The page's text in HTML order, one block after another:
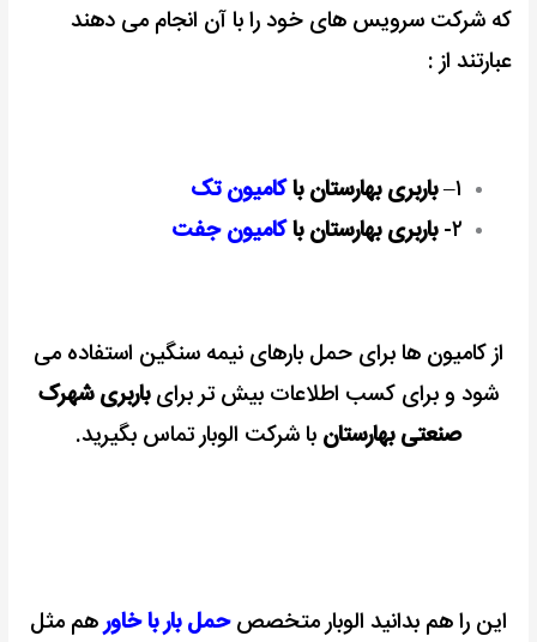
که شرکت سرویس های خود را با آن انجام می دهند
عبارتند از :
۱–باربری بهارستان باکامیون تک
۲- باربری بهارستان باکامیون جفت
از کامیون ها برای حمل بارهای نیمه سنگین استفاده می
شود و برای کسب اطلاعات بیش تر برایباربری شهرک
صنعتی بهارستان با شرکت الوبار تماس بگیرید.
این را هم بدانید الوبار متخصصحمل بار با خاورهم مثل